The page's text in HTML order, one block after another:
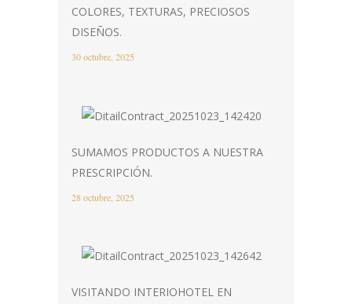
COLORES, TEXTURAS, PRECIOSOS
DISEÑOS.
30 octubre, 2025
SUMAMOS PRODUCTOS A NUESTRA
PRESCRIPCIÓN.
28 octubre, 2025
VISITANDO INTERIOHOTEL EN